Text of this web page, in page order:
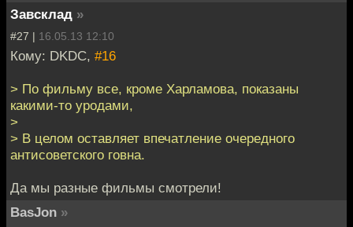
Завсклад »
#27 | 16.05.13 12:10
Кому: DKDC, #16
> По фильму все, кроме Харламова, показаны
какими-то уродами,
>
> В целом оставляет впечатление очередного
антисоветского говна.
Да мы разные фильмы смотрели!
BasJon »